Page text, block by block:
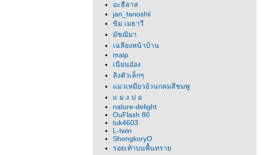
อะธีลาส
jan_tanoshii
ขิม เมธาวี
มัชฌิมา
เฉลียงหน้าบ้าน
maip
เนียนอ๋อง
ลิงตัวเล็กๆ
มวเหมียวอ้วนกลมสีชมพู
ม ง ป อ
nature-delight
OuFlash 80
tuk4603
L-twin
ShongkoryO
รอยเท้าบนพื้นทรา